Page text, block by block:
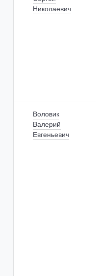
Николаевич
Воловик
Валерий
Евгеньевич